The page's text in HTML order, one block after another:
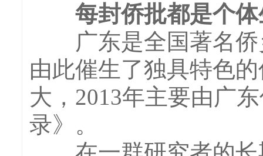
每封侨批都是个
广东是全国著名侨
由此催生了独具特色
大，2013年主要由广
录》。